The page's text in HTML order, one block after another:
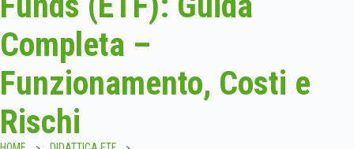
Completa –
Funzionamento, Costi e
Rischi